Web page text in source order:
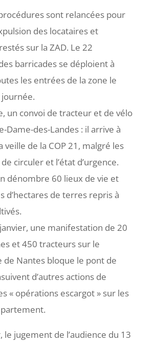
sont relancées pour
des locataires et
sur la ZAD. Le 22
barricades se déploient à
les entrées de la zone le
journée.
un convoi de tracteur et de vélo
Dame-des-Landes : il arrive à
veille de la COP 21, malgré les
circuler et l’état d’urgence.
dénombre 60 lieux de vie et
d’hectares de terres repris à
une manifestation de 20
et 450 tracteurs sur le
Nantes bloque le pont de
d’autres actions de
« opérations escargot » sur les
le jugement de l’audience du 13